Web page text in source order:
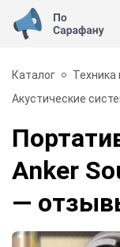
Каталог Техника
Акустические
Anker
—